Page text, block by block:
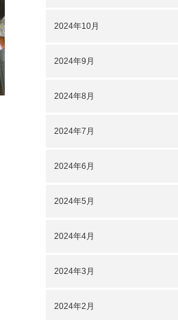
2024年10月
2024年9月
2024年8月
2024年7月
2024年6月
2024年5月
2024年4月
2024年3月
2024年2月